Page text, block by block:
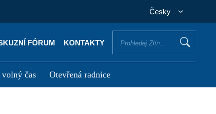
Česky
FÓRUM KONTAKTY
čas Otevřená radnice